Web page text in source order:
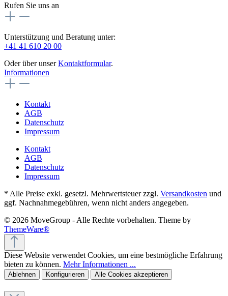
Rufen Sie uns an
Unterstützung und Beratung unter:
+41 41 610 20 00
Oder über unserKontaktformular.
Informationen
Kontakt
AGB
Datenschutz
Impressum
Kontakt
AGB
Datenschutz
Impressum
* Alle Preise exkl. gesetzl. Mehrwertsteuer zzgl. Versandkosten und
ggf. Nachnahmegebühren, wenn nicht anders angegeben.
© 2026 MoveGroup - Alle Rechte vorbehalten. Theme by
ThemeWare®
Diese Website verwendet Cookies, um eine bestmögliche Erfahrung
bieten zu können. Mehr Informationen ...
Ablehnen Konfigurieren Alle Cookies akzeptieren